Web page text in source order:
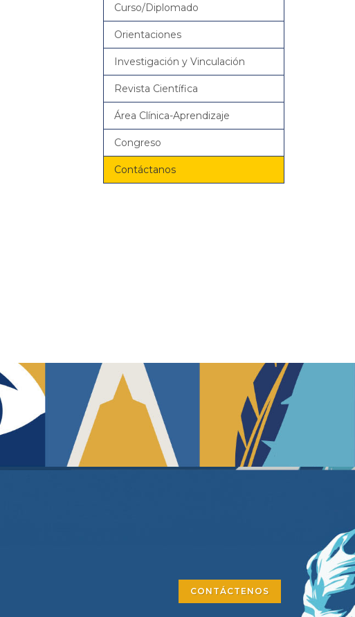
Curso/Diplomado
Orientaciones
Investigación y Vinculación
Revista Científica
Área Clínica-Aprendizaje
Congreso
Contáctanos
CONTÁCTENOS